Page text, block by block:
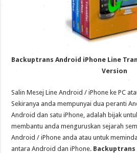
Backuptrans Android iPhone Line
Version
Salin Mesej Line Android / iPhone ke PC
Sekiranya anda mempunyai dua peranti
Android dan satu iPhone, adalah bijak
membantu anda menguruskan sejarah
Android / iPhone anda atau untuk
antara Android dan iPhone. Backuptrans